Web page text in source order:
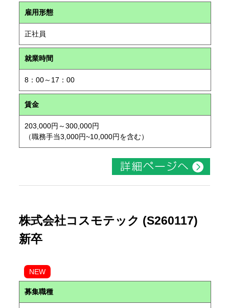
雇用形態
正社員
就業時間
8：00～17：00
賃金
203,000円～300,000円
（職務手当3,000円~10,000円を含む）
株式会社コスモテック (S260117)
新卒
NEW
募集職種